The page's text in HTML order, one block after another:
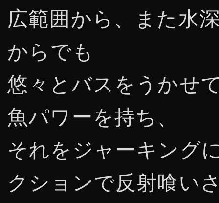
広範囲から、また水
からでも
悠々とバスをうかせ
魚パワーを持ち、
それをジャーキング
クションで反射喰い